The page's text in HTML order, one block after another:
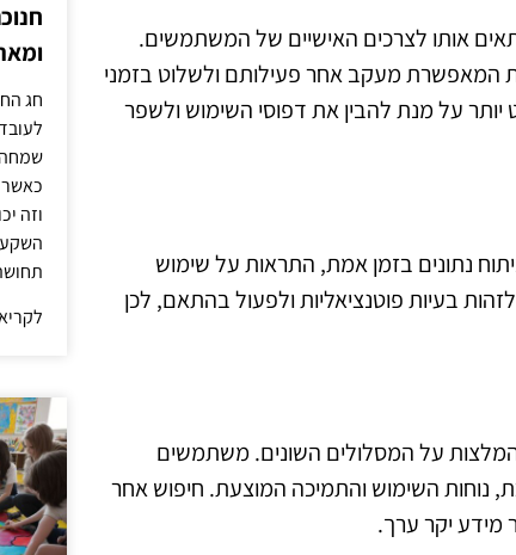
אותו לצרכים האישיים של המשתמשים.
המאפשרת מעקב אחר פעילותם ולשלוט בזמני
יותר על מנת להבין את דפוסי השימוש ולשפר
נתונים בזמן אמת, התראות על שימוש
לזהות בעיות פוטנציאליות ולפעול בהתאם, לכן
על המסלולים השונים. משתמשים
נוחות השימוש והתמיכה המוצעת. חיפוש אחר
מידע יקר ערך.
חג
כאשר
וזה